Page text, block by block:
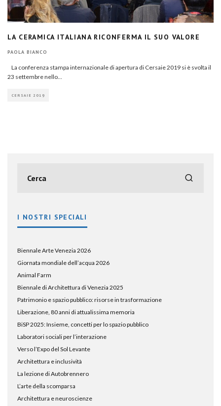
LA CERAMICA ITALIANA RICONFERMA IL SUO VALORE
PAOLA BIANCO
La conferenza stampa internazionale di apertura di Cersaie 2019 si è svolta il
23 settembre nello
CERSAIE 2019
I NOSTRI SPECIALI
Biennale Arte Venezia 2026
Giornata mondiale dell’acqua 2026
Animal Farm
Biennale di Architettura di Venezia 2025
Patrimonio e spazio pubblico: risorse in trasformazione
Liberazione, 80 anni di attualissima memoria
BiSP 2025: Insieme, concetti per lo spazio pubblico
Laboratori sociali per l’interazione
Verso l’Expo del Sol Levante
Architettura e inclusività
La lezione di Autobrennero
L’arte della scomparsa
Architettura e neuroscienze